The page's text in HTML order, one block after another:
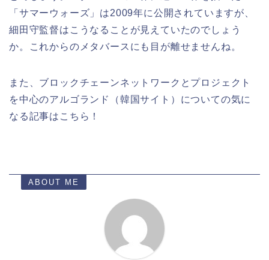
「サマーウォーズ」は2009年に公開されていますが、
細田守監督はこうなることが見えていたのでしょう
か。これからのメタバースにも目が離せませんね。
また、ブロックチェーンネットワークとプロジェクト
を中心のアルゴランド（韓国サイト）についての気に
なる記事はこちら！
ABOUT ME